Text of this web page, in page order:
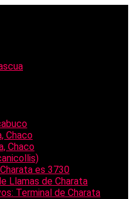
Chaco
Chaco
es 3730
Llamas de Charata
Terminal de Charata